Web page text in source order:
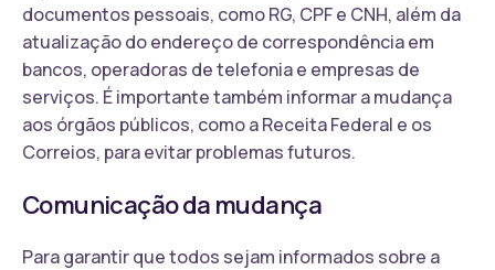
documentos pessoais, como RG, CPF e CNH, além da
atualização do endereço de correspondência em
bancos, operadoras de telefonia e empresas de
serviços. É importante também informar a mudança
aos órgãos públicos, como a Receita Federal e os
Correios, para evitar problemas futuros.
Comunicação da mudança
Para garantir que todos sejam informados sobre a